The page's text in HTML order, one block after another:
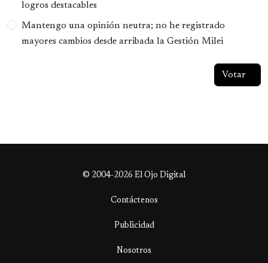
logros destacables
Mantengo una opinión neutra; no he registrado
mayores cambios desde arribada la Gestión Milei
© 2004-2026 El Ojo Digital
Contáctenos
Publicidad
Nosotros